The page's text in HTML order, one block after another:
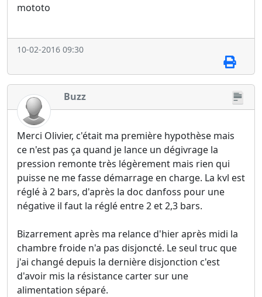
mototo
10-02-2016 09:30
Buzz
Merci Olivier, c'était ma première hypothèse mais
ce n'est pas ça quand je lance un dégivrage la
pression remonte très légèrement mais rien qui
puisse ne me fasse démarrage en charge. La kvl est
réglé à 2 bars, d'après la doc danfoss pour une
négative il faut la réglé entre 2 et 2,3 bars.
Bizarrement après ma relance d'hier après midi la
chambre froide n'a pas disjoncté. Le seul truc que
j'ai changé depuis la dernière disjonction c'est
d'avoir mis la résistance carter sur une
alimentation séparé.